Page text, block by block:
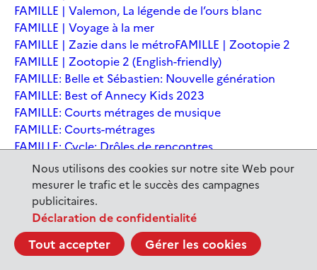
Nous utilisons des cookies sur notre site Web pour
mesurer le trafic et le succès des campagnes
publicitaires.
Déclaration de confidentialité
Tout accepter Gérer les cookies
FAMILLE | Valemon, La légende de l’ours blanc
FAMILLE | Voyage à la mer
FAMILLE | Zazie dans le métroFAMILLE | Zootopie 2
FAMILLE | Zootopie 2 (English-friendly)
FAMILLE: Belle et Sébastien: Nouvelle génération
FAMILLE: Best of Annecy Kids 2023
FAMILLE: Courts métrages de musique
FAMILLE: Courts-métrages
FAMILLE: Cycle: Drôles de rencontres
FAMILLE: En sortant de l'école - Andrée Chedid
FAMILLE: Ernest et Célestine: Le voyage en Charabie
FAMILLE: Festival International du court métrage
Clermont-Ferrand
FAMILLE: Kina et Yuk, renards de la banquise
FAMILLE: La Pat' Patrouille : La Super Patrouille, le film